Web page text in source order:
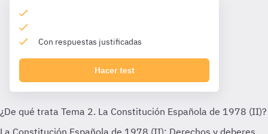
Con respuestas justificadas
Hacer test